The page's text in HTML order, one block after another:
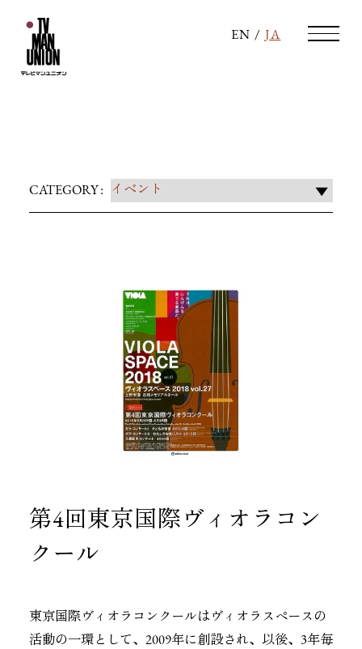
EN / JA
第4回東京国際ヴィオラコン
クール
東京国際ヴィオラコンクールはヴィオラスペースの
活動の一環として、2009年に創設され、以後、3年毎